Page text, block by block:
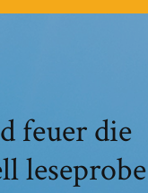
feuer die
leseprobe